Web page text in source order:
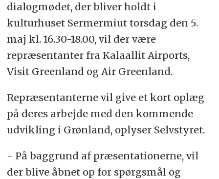
dialogmødet, der bliver holdt i
kulturhuset Sermermiut torsdag den 5.
maj kl. 16.30-18.00, vil der være
repræsentanter fra Kalaallit Airports,
Visit Greenland og Air Greenland.
Repræsentanterne vil give et kort oplæg
på deres arbejde med den kommende
udvikling i Grønland, oplyser Selvstyret.
- På baggrund af præsentationerne, vil
der blive åbnet op for spørgsmål og